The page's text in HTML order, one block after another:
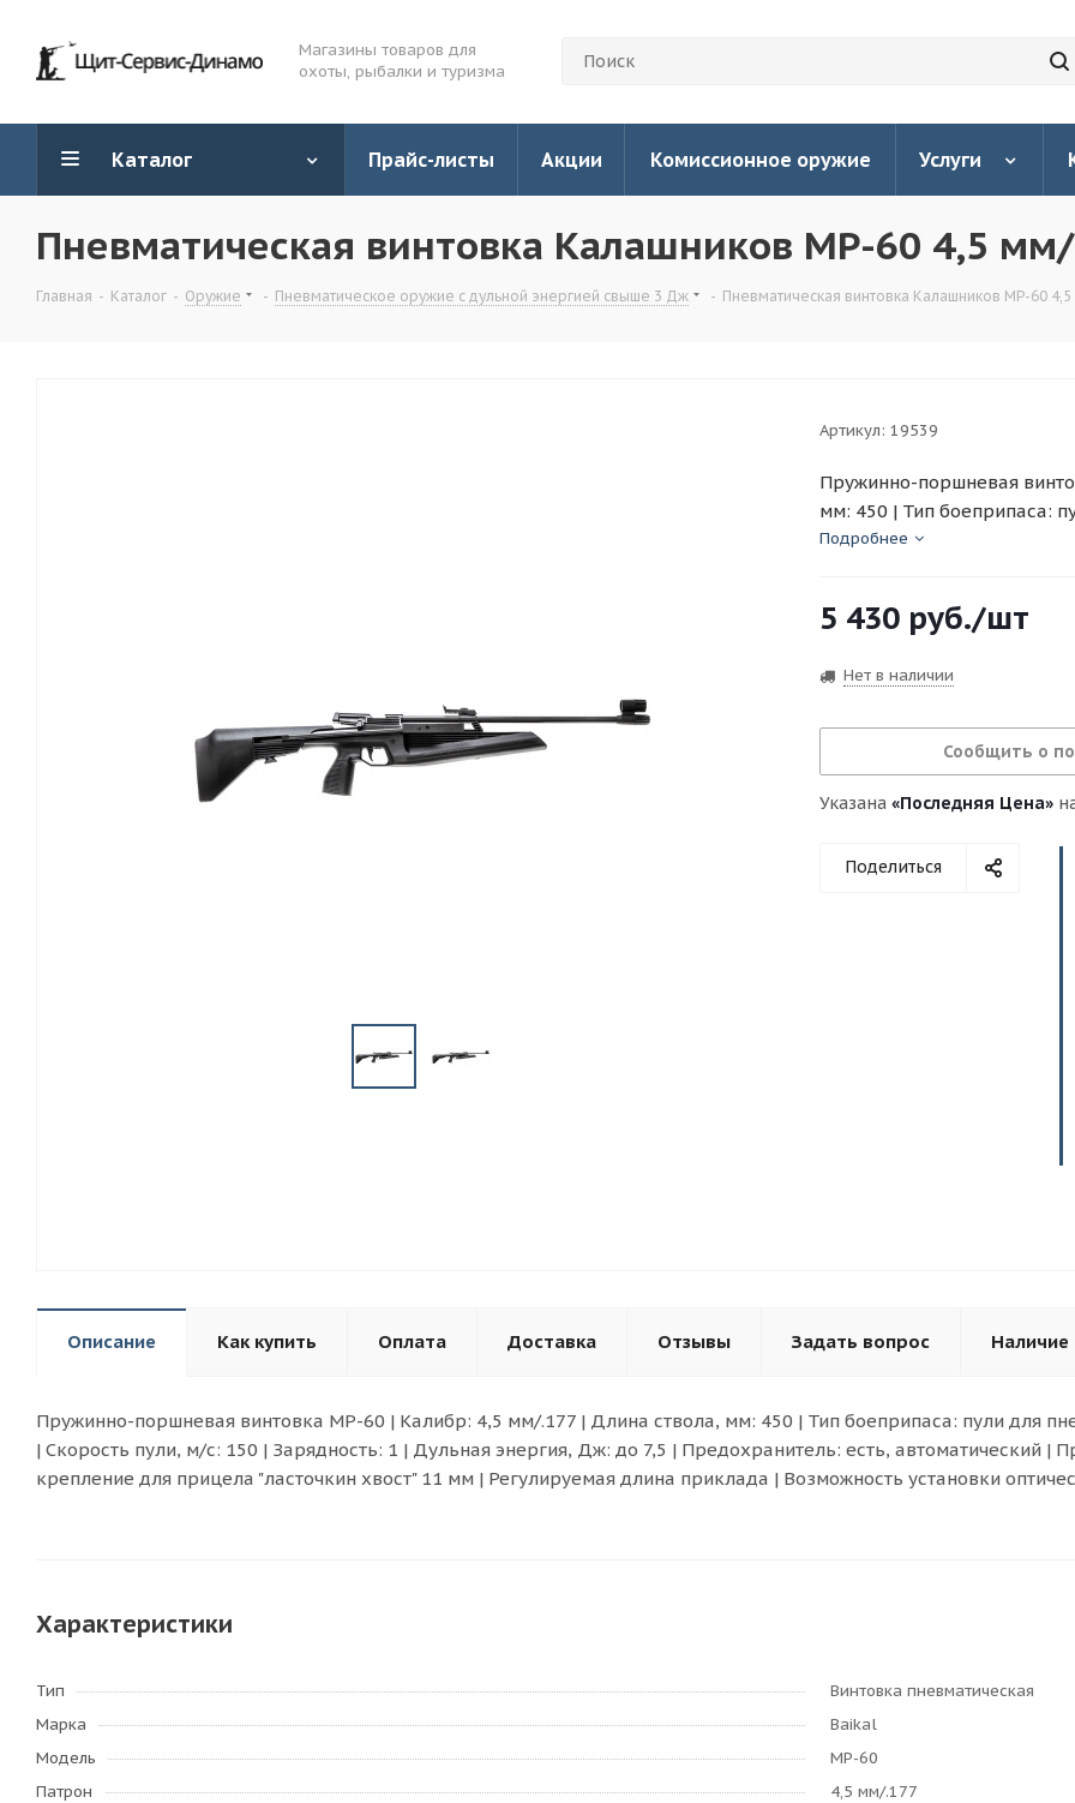
Магазины товаров для
охоты, рыбалки и туризма
Каталог Прайс-листы Акции Комиссионное оружие Услуги
Пневматическая винтовка Калашников МР-60 4,5
Главная - Каталог - Оружие - Пневматическое оружие с дульной энергией свыше 3 Дж - Пневматическая винтовка Калашников МР-60
Артикул: 19539
Пружинно-поршневая
мм: 450 | Тип боеприпаса:
приклада: Пластик |
мм | Регулируемая длина
Подробнее
5 430 руб./шт
Нет в наличии
Сообщить о
Указана «Последняя Цена»
Поделиться
Описание Как купить Оплата Доставка Отзывы Задать вопрос Наличие
Пружинно-поршневая винтовка МР-60 | Калибр: 4,5 мм/.177 | Длина ствола, мм: 450 | Тип боеприпаса: пули для
| Скорость пули, м/с: 150 | Зарядность: 1 | Дульная энергия, Дж: до 7,5 | Предохранитель: есть, автоматический
крепление для прицела "ласточкин хвост" 11 мм | Регулируемая длина приклада | Возможность установки
Характеристики
Тип
Винтовка пневматическая
Марка
Baikal
Модель
МР-60
Патрон
4,5 мм/.177